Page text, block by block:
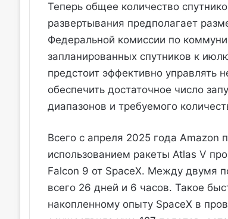
Теперь общее количество
развертывания предполагает
Федеральной комиссии по
запланированных спутников к
предстоит эффективно управлять
обеспечить достаточное число
диапазонов и требуемого
Всего с апреля 2025 года Amazon
использованием ракеты Atlas V
Falcon 9 от SpaceX. Между двумя
всего 26 дней и 6 часов. Такое
накопленному опыту SpaceX в